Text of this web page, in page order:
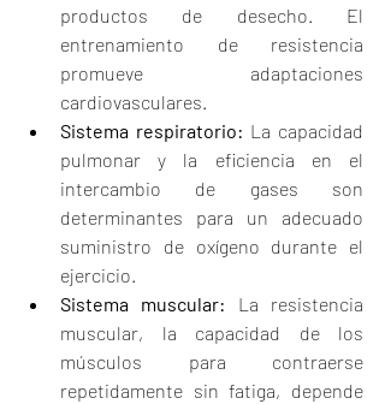
productos de desecho. El
entrenamiento de resistencia
promueve adaptaciones
cardiovasculares.
Sistema respiratorio: La capacidad
pulmonar y la eficiencia en el
intercambio de gases son
determinantes para un adecuado
suministro de oxígeno durante el
ejercicio.
Sistema muscular: La resistencia
muscular, la capacidad de los
músculos para contraerse
repetidamente sin fatiga, depende